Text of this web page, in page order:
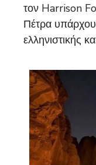
τον Harrison
Πέτρα
ελληνιστικής